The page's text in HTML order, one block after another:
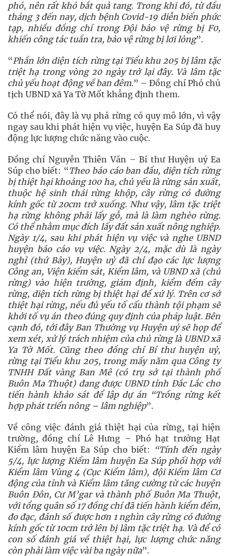
phó, nên rất khó bắt quả tang. Trong khi đó, từ đầu
tháng 3 đến nay, dịch bệnh Covid-19 diễn biến phức
tạp, nhiều đồng chí trong Đội bảo vệ rừng bị F0,
khiến công tác tuần tra, bảo vệ rừng bị lơi lỏng”.
“Phần lớn diện tích rừng tại Tiểu khu 205 bị lâm tặc
triệt hạ trong vòng 20 ngày trở lại đây. Và lâm tặc
chủ yếu hoạt động về ban đêm.” – Đồng chí Phó chủ
tịch UBND xã Ya Tờ Mốt khẳng định them.
Có thể nói, đây là vụ phá rừng có quy mô lớn, vì vậy
ngay sau khi phát hiện vụ việc, huyện Ea Súp đã huy
động lực lượng chức năng vào cuộc.
Đồng chí Nguyễn Thiên Văn – Bí thư Huyện uỷ Ea
Súp cho biết: “Theo báo cáo ban đầu, diện tích rừng
bị thiệt hại khoảng 100 ha, chủ yếu là rừng sản xuất,
thuộc hệ sinh thái rừng khộp, cây rừng có đường
kính gốc từ 20cm trở xuống. Như vậy, lâm tặc triệt
hạ rừng không phải lấy gỗ, mà là làm nghèo rừng.
Có thể nhằm mục đích lấy đất sản xuất nông nghiệp.
Ngày 1/4, sau khi phát hiện vụ việc và nghe UBND
huyện báo cáo vụ việc. Ngày 2/4, mặc dù là ngày
nghỉ (thứ Bảy), Huyện uỷ đã chỉ đạo các lực lượng
Công an, Viện kiểm sát, Kiểm lâm, và UBND xã (chủ
rừng) vào hiện trường, giám định, kiểm đếm cây
rừng, diện tích rừng bị thiệt hại để xử lý. Trên cơ sở
thiệt hại rừng, nếu đủ yếu tố cấu thành tội phạm sẽ
khởi tố vụ án theo đúng quy định của pháp luật. Bên
cạnh đó, tới đây Ban Thường vụ Huyện uỷ sẽ họp để
xem xét, xử lý trách nhiệm của chủ rừng là UBND xã
Ya Tờ Mốt. Cũng theo đồng chí Bí thư huyện uỷ,
rừng tại Tiểu khu 205, trong mấy năm qua Công ty
TNHH Đất vàng Ban Mê (có trụ sở tại thành phố
Buôn Ma Thuột) đang được UBND tỉnh Đắc Lắc cho
tiến hành khảo sát để lập dự án “Trồng rừng kết
hợp phát triển nông – lâm nghiệp”.
Về công việc đánh giá thiệt hại của rừng, tại hiện
trường, đồng chí Lê Hưng – Phó hạt trưởng Hạt
Kiểm lâm huyện Ea Súp cho biết:
“Tính đến ngày
5/4, lực lượng Kiểm lâm huyện Ea Súp phối hợp với
Kiểm lâm Vùng 4 (Cục Kiểm lâm), đội Kiểm lâm Cơ
động của tỉnh và Kiểm lâm tăng cường từ các huyện
Buôn Đôn, Cư M’gar và thành phố Buôn Ma Thuột,
với tổng quân số 17 đồng chí đã tiến hành kiểm đếm,
đo đạc, đánh số được hơn 1 nghìn cây rừng có đường
kính gốc từ 10cm trở lên bị lâm tặc triệt hạ. Và để có
con số đánh giá về thiệt hại, lực lượng chức năng
còn phải làm việc vài ba ngày nữa”.